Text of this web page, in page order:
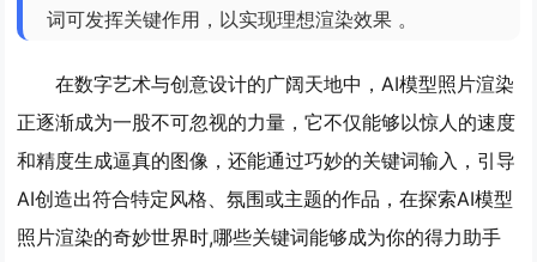
词可发挥关键作用，以实现理想渲染效果 。
在数字艺术与创意设计的广阔天地中，AI模型照片渲染
正逐渐成为一股不可忽视的力量，它不仅能够以惊人的速度
和精度生成逼真的图像，还能通过巧妙的关键词输入，引导
AI创造出符合特定风格、氛围或主题的作品，在探索AI模型
照片渲染的奇妙世界时,哪些关键词能够成为你的得力助手